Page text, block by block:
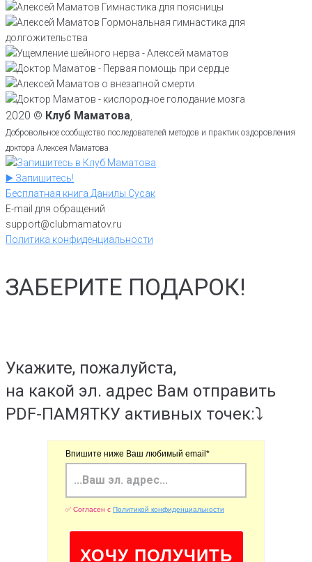
2020 © Клуб Маматова
Добровольное сообщество последователей методов и практик оздоровления
доктора Алексея Маматова
▶️ Запишитесь!
Бесплатная книга Данилы Сусак
E-mail для обращений
support@clubmamatov.ru
Политика конфиденциальности
ЗАБЕРИТЕ ПОДАРОК!
Укажите, пожалуйста,
на какой эл. адрес Вам отправить
PDF-ПАМЯТКУ активных точек:⤵️
Впишите ниже Ваш любимый email*
✅ Согласен с Политикой конфиденциальности